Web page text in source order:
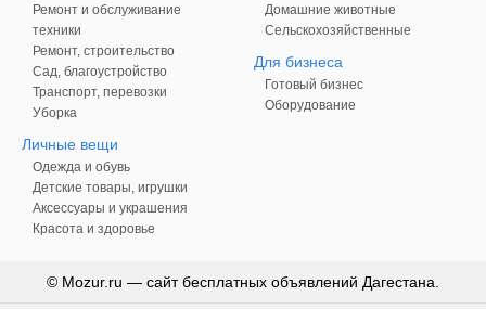
Ремонт и обслуживание
техники
Ремонт, строительство
Сад, благоустройство
Транспорт, перевозки
Уборка
Личные вещи
Одежда и обувь
Детские товары, игрушки
Аксессуары и украшения
Красота и здоровье
Домашние животные
Сельскохозяйственные
Для бизнеса
Готовый бизнес
Оборудование
© Mozur.ru — сайт бесплатных объявлений Дагестана.